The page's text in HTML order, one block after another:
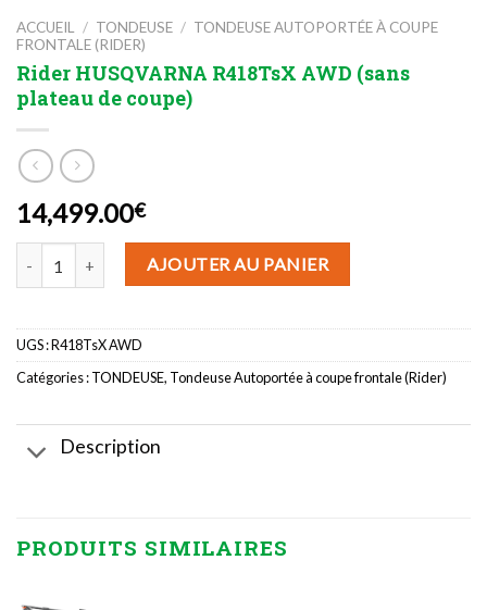
ACCUEIL / TONDEUSE / TONDEUSE AUTOPORTÉE À COUPE
FRONTALE (RIDER)
Rider HUSQVARNA R418TsX AWD (sans
plateau de coupe)
14,499.00€
AJOUTER AU PANIER
UGS :R418TsX AWD
Catégories :TONDEUSE, Tondeuse Autoportée à coupe frontale (Rider)
Description
PRODUITS SIMILAIRES